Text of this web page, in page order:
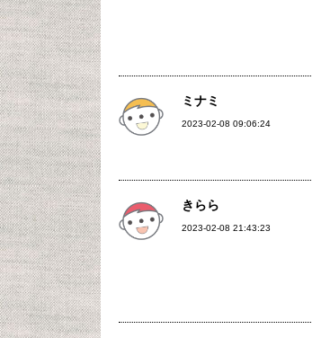
ミナミ
2023-02-08 09:06:24
きらら
2023-02-08 21:43:23